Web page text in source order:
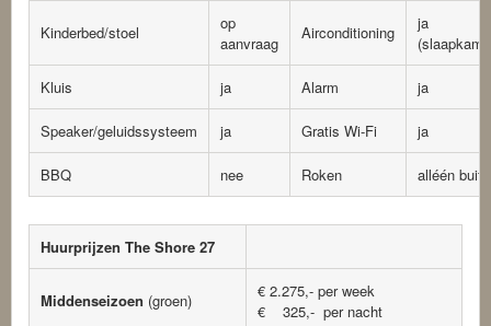
Kinderbed/stoel
op
aanvraag
Airconditioning
ja
Kluis ja Alarm ja
Speaker/geluidssysteem ja Gratis Wi-Fi ja
BBQ nee Roken alléén
Huurprijzen The Shore 27
Middenseizoen (groen)
€ 2.275,- per week
€ 325,- per nacht